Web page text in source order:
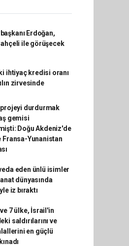
Erdoğan,
ile görüşecek
ihtiyaç kredisi oranı
zirvesinde
durdurmak
gemisi
Doğu Akdeniz'de
Fransa-Yunanistan
eden ünlü isimler
dünyasında
iz bıraktı
7 ülke, İsrail'in
saldırılarını ve
en güçlü